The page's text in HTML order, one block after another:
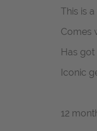
This is
Comes
Has
Iconic
12